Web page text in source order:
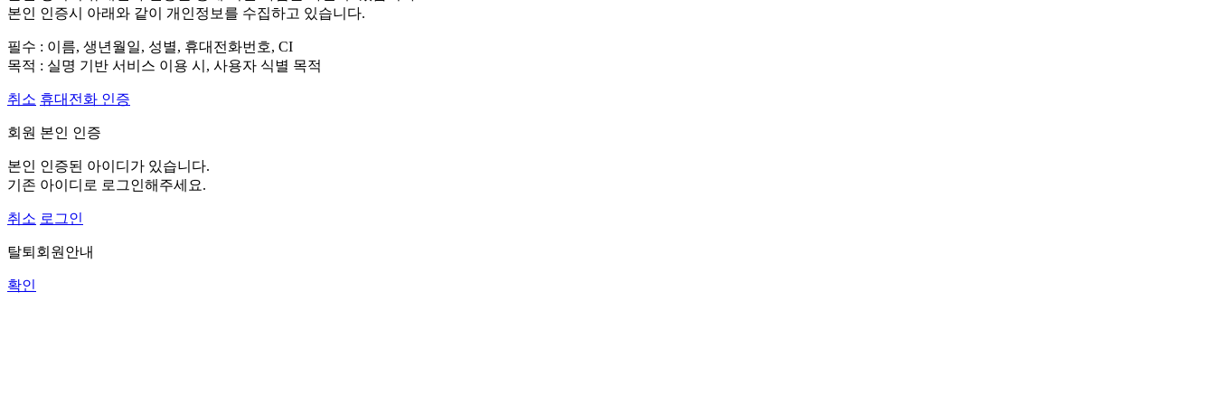
본인 인증시 아래와 같이 개인정보를 수집하고 있습니다.
필수 : 이름, 생년월일, 성별, 휴대전화번호, CI
목적 : 실명 기반 서비스 이용 시, 사용자 식별 목적
취소 휴대전화 인증
회원 본인 인증
본인 인증된 아이디가 있습니다.
기존 아이디로 로그인해주세요.
취소 로그인
탈퇴회원안내
확인